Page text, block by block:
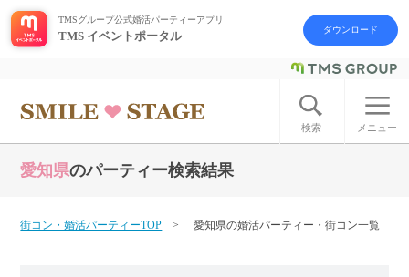
ログイン アカウント登録
はじめての方へ
今週の婚活パーティー
TMSグループ公式婚活パーティーアプリ
TMS イベントポータル ダウンロード
検索 メニュー
愛知県のパーティー検索結果
街コン・婚活パーティーTOP 愛知県の婚活パーティー・街コン一覧